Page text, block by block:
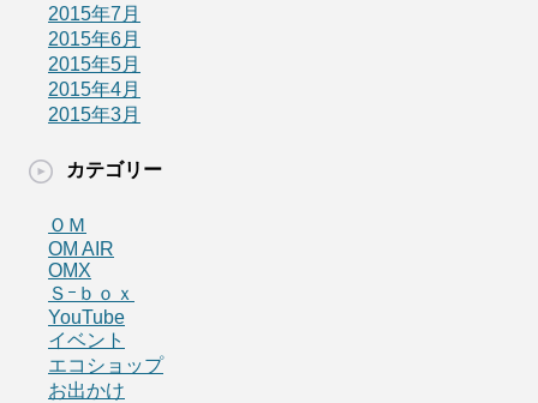
2015年7月
2015年6月
2015年5月
2015年4月
2015年3月
カテゴリー
ＯＭ
OM AIR
OMX
Ｓｰｂｏｘ
YouTube
イベント
エコショップ
お出かけ